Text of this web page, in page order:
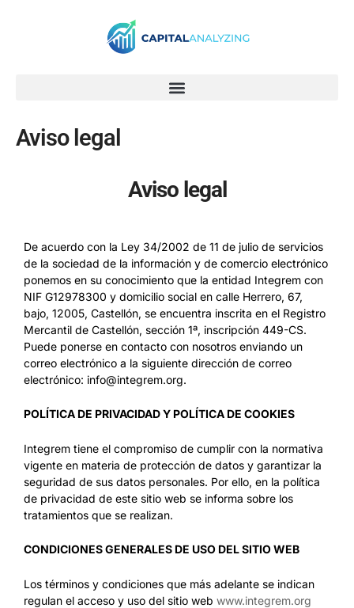
Aviso legal
Aviso legal
De acuerdo con la Ley 34/2002 de 11 de julio de servicios
de la sociedad de la información y de comercio electrónico
ponemos en su conocimiento que la entidad Integrem con
NIF G12978300 y domicilio social en calle Herrero, 67,
bajo, 12005, Castellón, se encuentra inscrita en el Registro
Mercantil de Castellón, sección 1ª, inscripción 449-CS.
Puede ponerse en contacto con nosotros enviando un
correo electrónico a la siguiente dirección de correo
electrónico: info@integrem.org.
POLÍTICA DE PRIVACIDAD Y POLÍTICA DE COOKIES
Integrem tiene el compromiso de cumplir con la normativa
vigente en materia de protección de datos y garantizar la
seguridad de sus datos personales. Por ello, en la política
de privacidad de este sitio web se informa sobre los
tratamientos que se realizan.
CONDICIONES GENERALES DE USO DEL SITIO WEB
Los términos y condiciones que más adelante se indican
regulan el acceso y uso del sitio web www.integrem.org